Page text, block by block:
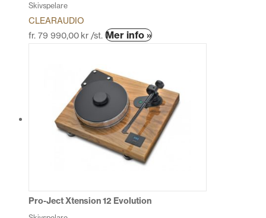
Skivspelare
CLEARAUDIO
fr. 79 990,00 kr /st. Mer info »Den
flera
varianter.
De
olika
alternativen
kan
Pro-Ject Xtension 12 Evolution